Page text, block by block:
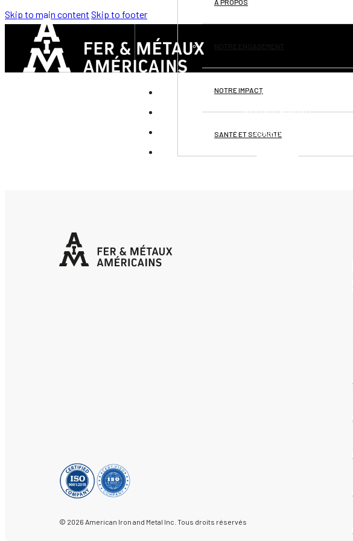
Skip to main content Skip to footer
NOTRE IMPACT
SANTÉ ET SÉCURITÉ
DIVISIONS
PRÉSENCE MONDIALE
OPPORTUNITÉS
© 2026 American Iron and Metal Inc. Tous droits réservés